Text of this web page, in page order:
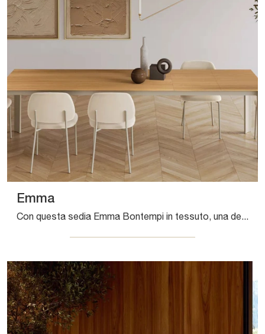
Emma
Con questa sedia Emma Bontempi in tessuto, una delle nostre sedute fisse moderne, potrai impreziosire i tuoi spazi.